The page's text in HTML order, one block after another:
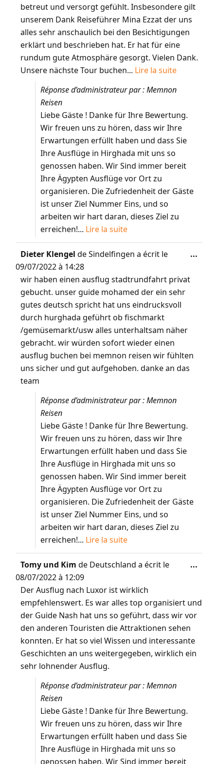
betreut und versorgt gefühlt. Insbesondere gilt
unserem Dank Reiseführer Mina Ezzat der uns
alles sehr anschaulich bei den Besichtigungen
erklärt und beschrieben hat. Er hat für eine
rundum gute Atmosphäre gesorgt. Vielen Dank.
Unsere nächste Tour buchen... Lire la suite
Réponse d’administrateur par : Memnon
Reisen
Liebe Gäste ! Danke für Ihre Bewertung.
Wir freuen uns zu hören, dass wir Ihre
Erwartungen erfüllt haben und dass Sie
Ihre Ausflüge in Hirghada mit uns so
genossen haben. Wir Sind immer bereit
Ihre Ägypten Ausflüge vor Ort zu
organisieren. Die Zufriedenheit der Gäste
ist unser Ziel Nummer Eins, und so
arbeiten wir hart daran, dieses Ziel zu
erreichen!... Lire la suite
Dieter Klengelde Sindelfingen a écrit le
09/07/2022 à 14:28
wir haben einen ausflug stadtrundfahrt privat
gebucht. unser guide mohamed der ein sehr
gutes deutsch spricht hat uns eindrucksvoll
durch hurghada geführt ob fischmarkt
/gemüsemarkt/usw alles unterhaltsam näher
gebracht. wir würden sofort wieder einen
ausflug buchen bei memnon reisen wir fühlten
uns sicher und gut aufgehoben. danke an das
team
Réponse d’administrateur par : Memnon
Reisen
Liebe Gäste ! Danke für Ihre Bewertung.
Wir freuen uns zu hören, dass wir Ihre
Erwartungen erfüllt haben und dass Sie
Ihre Ausflüge in Hirghada mit uns so
genossen haben. Wir Sind immer bereit
Ihre Ägypten Ausflüge vor Ort zu
organisieren. Die Zufriedenheit der Gäste
ist unser Ziel Nummer Eins, und so
arbeiten wir hart daran, dieses Ziel zu
erreichen!... Lire la suite
...
Tomy und Kimde Deutschland a écrit le
08/07/2022 à 12:09
Der Ausflug nach Luxor ist wirklich
empfehlenswert. Es war alles top organisiert und
der Guide Nash hat uns so geführt, dass wir vor
den anderen Touristen die Attraktionen sehen
konnten. Er hat so viel Wissen und interessante
Geschichten an uns weitergegeben, wirklich ein
sehr lohnender Ausflug.
Réponse d’administrateur par : Memnon
Reisen
Liebe Gäste ! Danke für Ihre Bewertung.
Wir freuen uns zu hören, dass wir Ihre
Erwartungen erfüllt haben und dass Sie
Ihre Ausflüge in Hirghada mit uns so
genossen haben. Wir Sind immer bereit
...